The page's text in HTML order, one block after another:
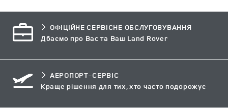
ОФІЦІЙНЕ СЕРВІСНЕ ОБСЛУГОВУВАННЯ
Дбаємо про Вас та Ваш Land Rover
АЕРОПОРТ-СЕРВІС
Краще рішення для тих, хто часто подорожує